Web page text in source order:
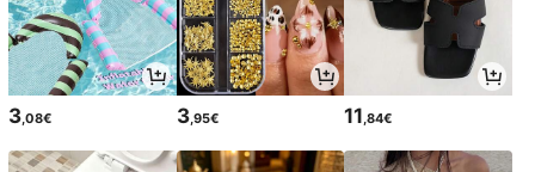
3 ,08€ 3,95€ 11 ,84€